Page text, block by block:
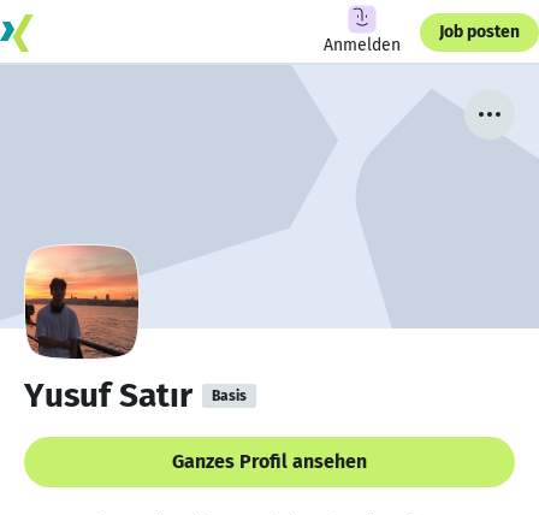
Anmelden
Job posten
Yusuf Satır Basis
Ganzes Profil ansehen